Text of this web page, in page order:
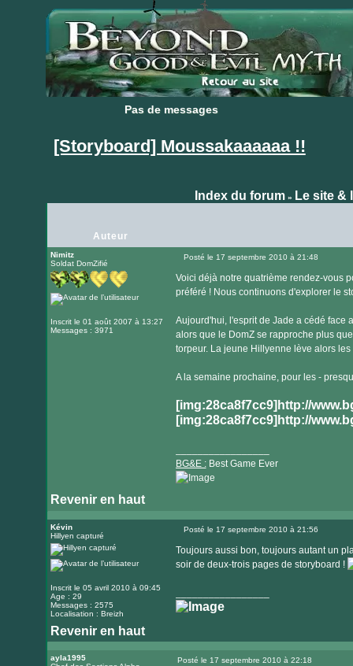
Pas de messages
Pas de messages
[Storyboard] Moussakaaaaaa !!
Index du forum» Le site &
Auteur
Nimitz
Soldat DomZifié
Inscrit le 01 août 2007 à 13:27
Messages : 3971
Posté le 17 septembre 2010 à 21:48
Voici déjà notre quatrième rendez-vous
préféré ! Nous continuons d'explorer le
Aujourd'hui, l'esprit de Jade a cédé face
alors que le DomZ se rapproche plus
torpeur. La jeune Hillyenne lève alors les
A la semaine prochaine, pour les -
[img:28ca8f7cc9]http://
[img:28ca8f7cc9]http://
BG&E :Best Game Ever
Revenir en haut
le
internet
Kévin
Hillyen capturé
Inscrit le 05 avril 2010 à 09:45
Age : 29
Messages : 2575
Localisation : Breizh
Posté le 17 septembre 2010 à 21:56
Toujours aussi bon, toujours autant un
soir de deux-trois pages de storyboard !
Revenir en haut
ayla1995
Posté le 17 septembre 2010 à 22:18